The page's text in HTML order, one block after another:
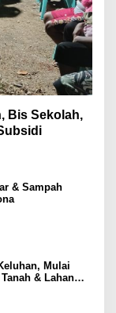
Bis Sekolah,
& Sampah
Mulai
& Lahan